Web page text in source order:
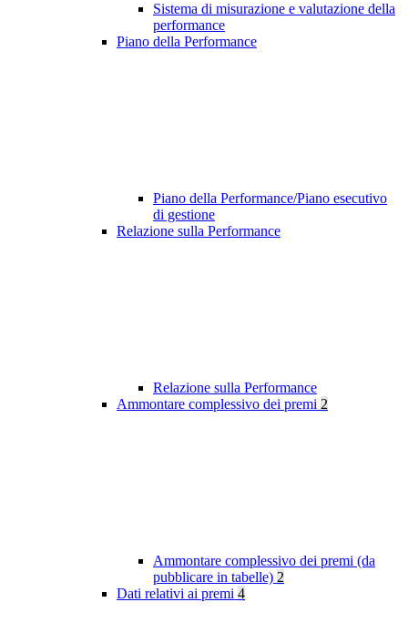
Sistema di misurazione e valutazione della
performance
Piano della Performance
Piano della Performance/Piano esecutivo
di gestione
Relazione sulla Performance
Relazione sulla Performance
Ammontare complessivo dei premi 2
Ammontare complessivo dei premi (da
pubblicare in tabelle) 2
Dati relativi ai premi 4